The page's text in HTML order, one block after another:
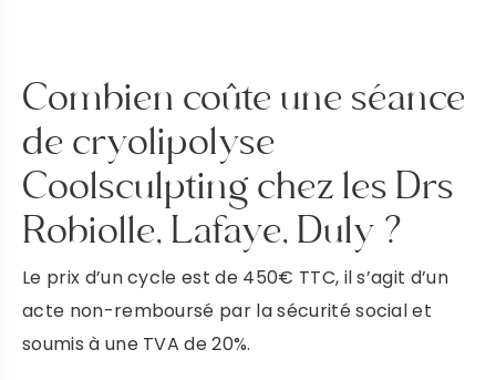
Combien coûte une séance
de cryolipolyse
Coolsculpting chez les Drs
Robiolle, Lafaye, Duly ?
Le prix d’un cycle est de 450€ TTC, il s’agit d’un
acte non-remboursé par la sécurité social et
soumis à une TVA de 20%.